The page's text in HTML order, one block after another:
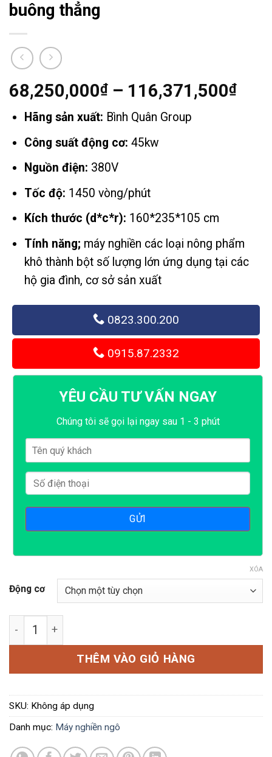
buông thẳng
68,250,000₫ – 116,371,500₫
Hãng sản xuất: Bình Quân Group
Công suất động cơ: 45kw
Nguồn điện: 380V
Tốc độ: 1450 vòng/phút
Kích thước (d*c*r): 160*235*105 cm
Tính năng; máy nghiền các loại nông phẩm
khô thành bột số lượng lớn ứng dụng tại các
hộ gia đình, cơ sở sản xuất
0823.300.200
0915.87.2332
YÊU CẦU TƯ VẤN NGAY
Chúng tôi sẽ gọi lại ngay sau 1 - 3 phút
Động cơ
XÓA
Máy nghiền thức ăn chăn nuôi B50 buông thẳng số
THÊM VÀO GIỎ HÀNG
SKU: Không áp dụng
Danh mục: Máy nghiền ngô